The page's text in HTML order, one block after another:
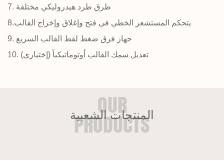
7. طرق طرد هيدروليكي مختلفة
8.يتحكم المستشعر الخطي في فتح وإغلاق وإخراج القالب
9. جهاز فرق ضغط لقط القالب السريع
10. تعديل سمك القالب أوتوماتيكياً (إختياري)
المنتجات الشعبية